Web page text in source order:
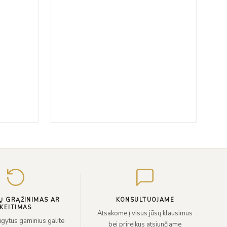
GRĄŽINIMAS AR
KEITIMAS
gaminius galite
KONSULTUOJAME
Atsakome į visus jūsų klausimus
bei prireikus atsiunčiame